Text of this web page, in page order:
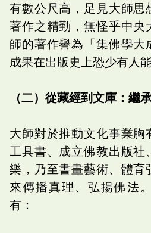
有數公尺高，足見大師思
著作之精勤，無怪乎中央
師的著作譽為「集佛學大
成果在出版史上恐少有人
（二）從藏經到文庫：繼
大師對於推動文化事業胸
工具書、成立佛教出版社
樂，乃至書畫藝術、體育
來傳播真理、弘揚佛法
有：